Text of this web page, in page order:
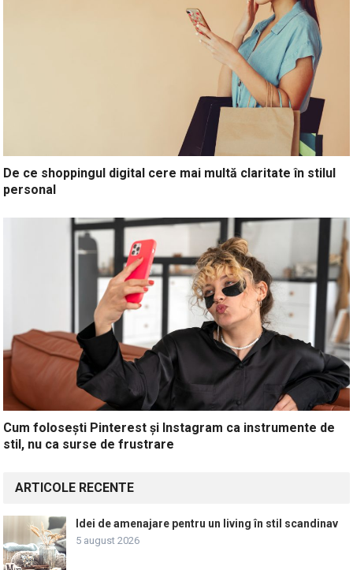
De ce shoppingul digital cere mai multă claritate în stilul
personal
Cum folosești Pinterest și Instagram ca instrumente de
stil, nu ca surse de frustrare
ARTICOLE RECENTE
Idei de amenajare pentru un living în stil scandinav
5 august 2026